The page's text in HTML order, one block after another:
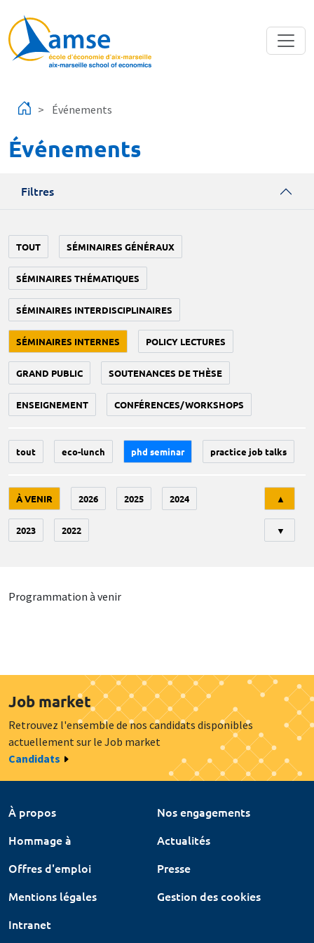
Événements
Événements
Filtres
TOUT SÉMINAIRES GÉNÉRAUX
SÉMINAIRES THÉMATIQUES
SÉMINAIRES INTERDISCIPLINAIRES
SÉMINAIRES INTERNES POLICY LECTURES
GRAND PUBLIC SOUTENANCES DE THÈSE
ENSEIGNEMENT CONFÉRENCES/WORKSHOPS
tout eco-lunch phd seminar practice job talks
À VENIR 2026 2025 2024
2023 2022
▲
▼
Programmation à venir
Job market
Retrouvez l'ensemble de nos candidats disponibles
actuellement sur le Job market
Candidats
À propos
Nos engagements
Hommage à
Actualités
Offres d'emploi
Presse
Mentions légales
Gestion des cookies
Intranet